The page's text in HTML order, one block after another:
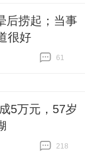
后捞起；当事
很好
61
5万元，57岁
218